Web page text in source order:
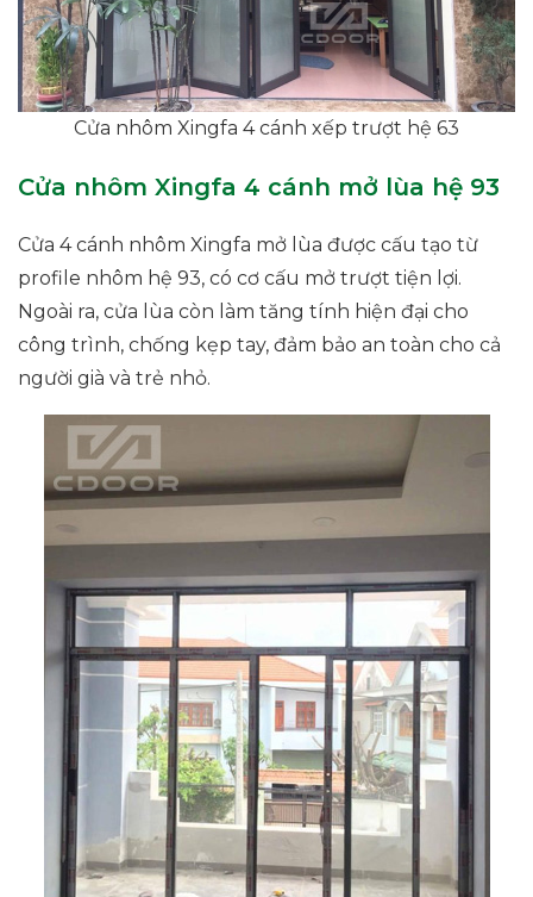
Cửa nhôm Xingfa 4 cánh xếp trượt hệ 63
Cửa nhôm Xingfa 4 cánh mở lùa hệ 93
Cửa 4 cánh nhôm Xingfa mở lùa được cấu tạo từ
profile nhôm hệ 93, có cơ cấu mở trượt tiện lợi.
Ngoài ra, cửa lùa còn làm tăng tính hiện đại cho
công trình, chống kẹp tay, đảm bảo an toàn cho cả
người già và trẻ nhỏ.